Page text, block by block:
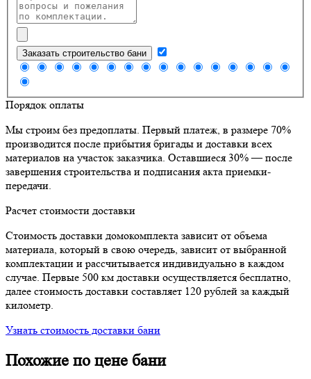
Заказать строительство бани
Порядок оплаты
Мы строим без предоплаты. Первый платеж, в размере 70%
производится после прибытия бригады и доставки всех
материалов на участок заказчика. Оставшиеся 30% — после
завершения строительства и подписания акта приемки-
передачи.
Расчет стоимости доставки
Стоимость доставки домокомплекта зависит от объема
материала, который в свою очередь, зависит от выбранной
комплектации и рассчитывается индивидуально в каждом
случае. Первые 500 км доставки осуществляется бесплатно,
далее стоимость доставки составляет 120 рублей за каждый
километр.
Узнать стоимость доставки бани
Похожие по цене бани